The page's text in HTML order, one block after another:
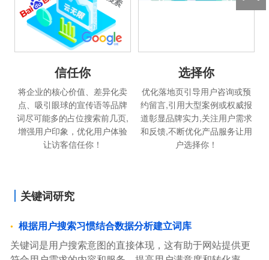
信任你
将企业的核心价值、差异化卖
点、吸引眼球的宣传语等品牌
词尽可能多的占位搜索前几页,
增强用户印象，优化用户体验
让访客信任你！
选择你
优化落地页引导用户咨询或预
约留言,引用大型案例或权威报
道彰显品牌实力,关注用户需求
和反馈,不断优化产品服务让用
户选择你！
关键词研究
根据用户搜索习惯结合数据分析建立词库
关键词是用户搜索意图的直接体现，这有助于网站提供更